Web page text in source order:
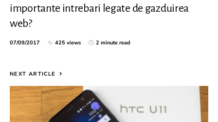
importante intrebari legate de gazduirea
web?
07/09/2017 425 views 2 minute read
NEXT ARTICLE